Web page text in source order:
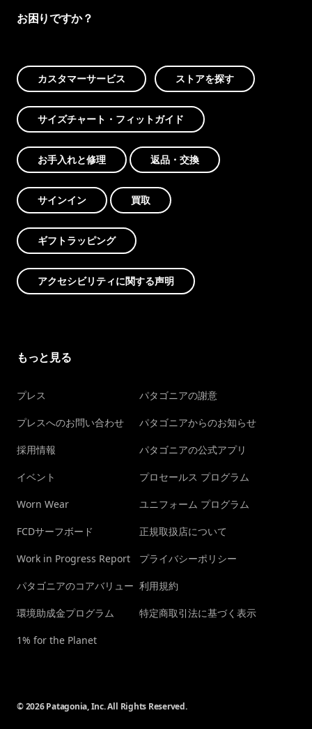
お困りですか？
カスタマーサービス ストアを探す
サイズチャート・フィットガイド
お手入れと修理 返品・交換
サインイン 買取
ギフトラッピング
アクセシビリティに関する声明
もっと見る
プレス
プレスへのお問い合わせ
採用情報
イベント
Worn Wear
FCDサーフボード
Work in Progress Report
パタゴニアのコアバリュー
環境助成金プログラム
1% for the Planet
パタゴニアの謝意
パタゴニアからのお知らせ
パタゴニアの公式アプリ
プロセールス プログラム
ユニフォーム プログラム
正規取扱店について
プライバシーポリシー
利用規約
特定商取引法に基づく表示
© 2026 Patagonia, Inc. All Rights Reserved.